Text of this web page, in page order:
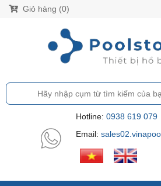
Giỏ hàng (0)
Hotline: 0938 619 079
Email: